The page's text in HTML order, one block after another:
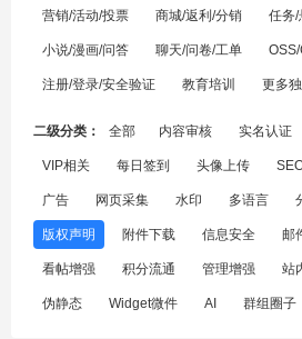
营销/活动/投票 商城/返利/分销 任务/
小说/漫画/问答 聊天/问卷/工单
注册/登录/安全验证 教育培训 更多
二级分类： 全部 内容审核 实名认证
VIP相关 每日签到 头像上传
广告 网页采集 水印 多语言
版权声明 附件下载 信息安全 邮
看帖增强 积分流通 管理增强 站
伪静态 Widget微件 AI 群组圈子